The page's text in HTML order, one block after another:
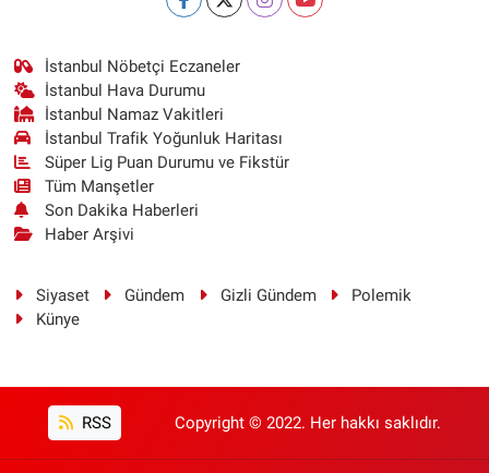
İstanbul Nöbetçi Eczaneler
İstanbul Hava Durumu
İstanbul Namaz Vakitleri
İstanbul Trafik Yoğunluk Haritası
Süper Lig Puan Durumu ve Fikstür
Tüm Manşetler
Son Dakika Haberleri
Haber Arşivi
Siyaset Gündem Gizli Gündem
Polemik
Künye
RSS Copyright © 2022. Her hakkı saklıdır.